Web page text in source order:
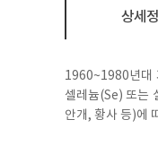
상세
1960~1980년대
셀레늄(Se) 또는
안개, 황사 등)에